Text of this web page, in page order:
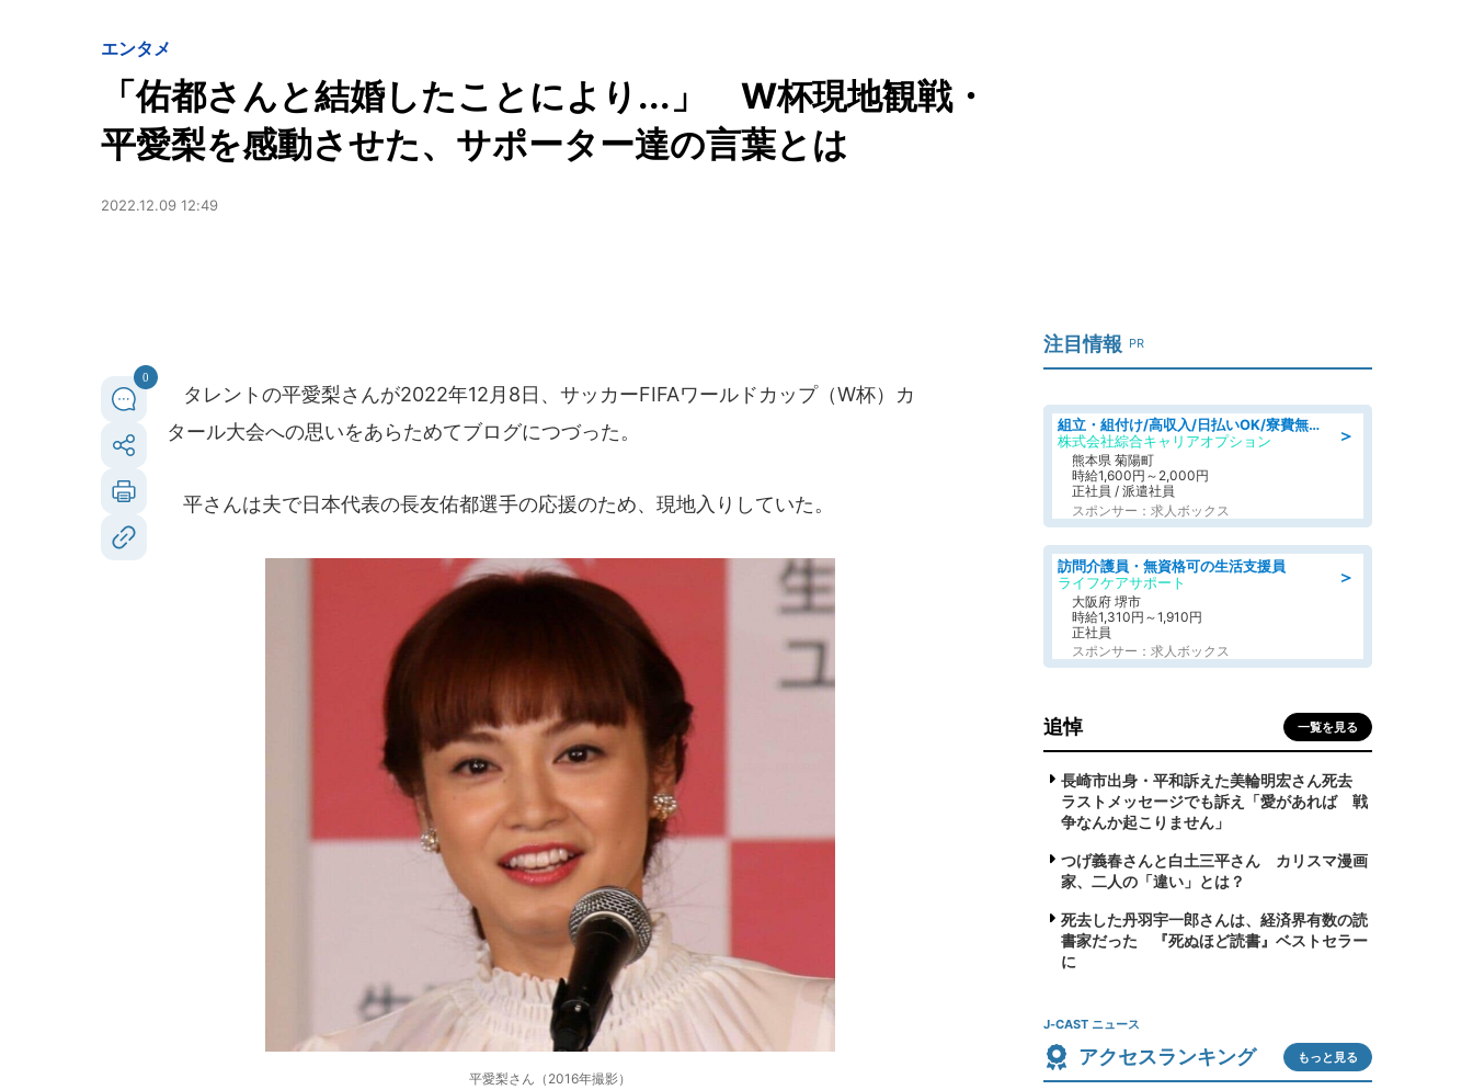
エンタメ
「佑都さんと結婚したことにより...」 W杯現地観戦・
平愛梨を感動させた、サポーター達の言葉とは
2022.12.09 12:49
0
タレントの平愛梨さんが2022年12月8日、サッカーFIFAワールドカップ（W杯）カ
タール大会への思いをあらためてブログにつづった。
平さんは夫で日本代表の長友佑都選手の応援のため、現地入りしていた。
平愛梨さん（2016年撮影）
注目情報 PR
＞
組立・組付け/高収入/日払いOK/寮費無料/交替制/20・30・40代活躍中
株式会社綜合キャリアオプション
熊本県 菊陽町
時給1,600円～2,000円
正社員 / 派遣社員
スポンサー：求人ボックス
＞
訪問介護員・無資格可の生活支援員
ライフケアサポート
大阪府 堺市
時給1,310円～1,910円
正社員
スポンサー：求人ボックス
追悼 一覧を見る
長崎市出身・平和訴えた美輪明宏さん死去
ラストメッセージでも訴え「愛があれば 戦
争なんか起こりません」
つげ義春さんと白土三平さん カリスマ漫画
家、二人の「違い」とは？
死去した丹羽宇一郎さんは、経済界有数の読
書家だった 『死ぬほど読書』ベストセラー
に
J-CAST ニュース
アクセスランキング もっと見る